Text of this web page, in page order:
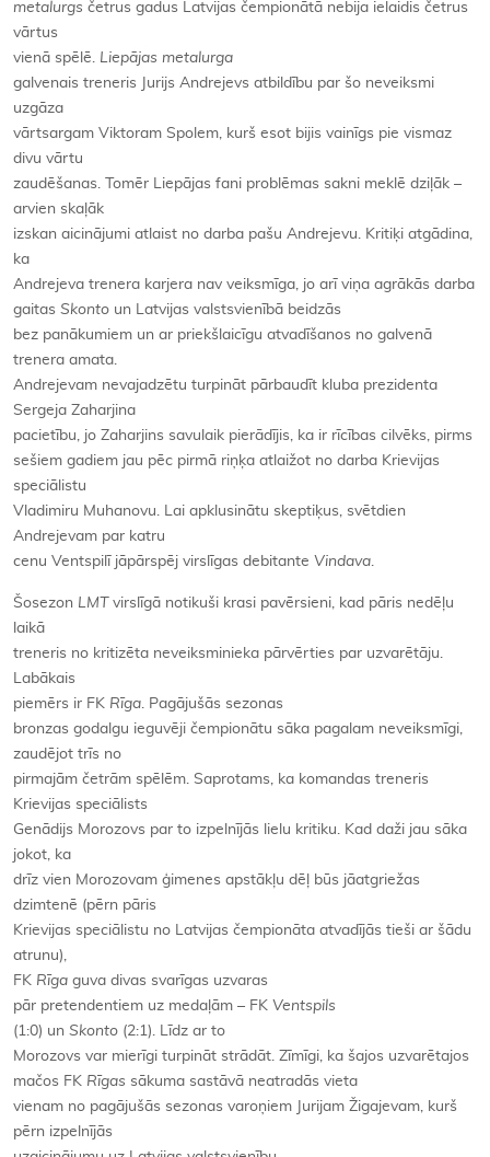
metalurgs četrus gadus Latvijas čempionātā nebija ielaidis četrus
vārtus
vienā spēlē. Liepājas metalurga
galvenais treneris Jurijs Andrejevs atbildību par šo neveiksmi
uzgāza
vārtsargam Viktoram Spolem, kurš esot bijis vainīgs pie vismaz
divu vārtu
zaudēšanas. Tomēr Liepājas fani problēmas sakni meklē dziļāk –
arvien skaļāk
izskan aicinājumi atlaist no darba pašu Andrejevu. Kritiķi atgādina,
ka
Andrejeva trenera karjera nav veiksmīga, jo arī viņa agrākās darba
gaitas Skonto un Latvijas valstsvienībā beidzās
bez panākumiem un ar priekšlaicīgu atvadīšanos no galvenā
trenera amata.
Andrejevam nevajadzētu turpināt pārbaudīt kluba prezidenta
Sergeja Zaharjina
pacietību, jo Zaharjins savulaik pierādījis, ka ir rīcības cilvēks, pirms
sešiem gadiem jau pēc pirmā riņķa atlaižot no darba Krievijas
speciālistu
Vladimiru Muhanovu. Lai apklusinātu skeptiķus, svētdien
Andrejevam par katru
cenu Ventspilī jāpārspēj virslīgas debitante Vindava.
Šosezon LMT virslīgā notikuši krasi pavērsieni, kad pāris nedēļu
laikā
treneris no kritizēta neveiksminieka pārvērties par uzvarētāju.
Labākais
piemērs ir FK Rīga. Pagājušās sezonas
bronzas godalgu ieguvēji čempionātu sāka pagalam neveiksmīgi,
zaudējot trīs no
pirmajām četrām spēlēm. Saprotams, ka komandas treneris
Krievijas speciālists
Genādijs Morozovs par to izpelnījās lielu kritiku. Kad daži jau sāka
jokot, ka
drīz vien Morozovam ģimenes apstākļu dēļ būs jāatgriežas
dzimtenē (pērn pāris
Krievijas speciālistu no Latvijas čempionāta atvadījās tieši ar šādu
atrunu),
FK Rīga guva divas svarīgas uzvaras
pār pretendentiem uz medaļām – FK Ventspils
(1:0) un Skonto (2:1). Līdz ar to
Morozovs var mierīgi turpināt strādāt. Zīmīgi, ka šajos uzvarētajos
mačos FK Rīgas sākuma sastāvā neatradās vieta
vienam no pagājušās sezonas varoņiem Jurijam Žigajevam, kurš
pērn izpelnījās